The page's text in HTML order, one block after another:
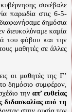
συνέβαλε
παρωδία στις 6-5-
δημόσια
διευκολύναμε καμία
του φόβου και την
μαθητές σε άλλες
οι μαθητές της Γ’
δημόσιο συμφέρον,
την απ’ ευθείας
διδασκαλίας από τη